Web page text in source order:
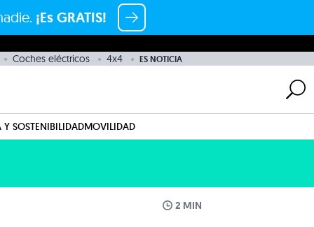
¡Es GRATIS!
Coches eléctricos 4x4 ES NOTICIA
Y SOSTENIBILIDADMOVILIDAD
2 MIN